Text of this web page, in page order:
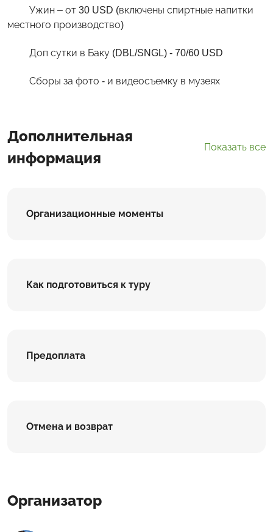
Ужин – от 30 USD (включены спиртные напитки
местного производство)
Доп сутки в Баку (DBL/SNGL) - 70/60 USD
Сборы за фото - и видеосъемку в музеях
Дополнительная
информация
Показать все
Организационные моменты
Как подготовиться к туру
Предоплата
Отмена и возврат
Организатор